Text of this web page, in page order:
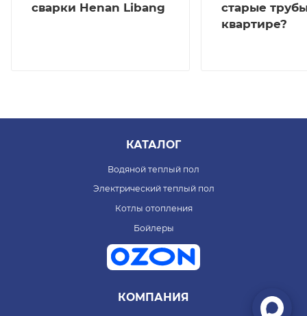
сварки Henan Libang
старые
квартире?
КАТАЛОГ
Водяной теплый пол
Электрический теплый пол
Котлы отопления
Бойлеры
КОМПАНИЯ